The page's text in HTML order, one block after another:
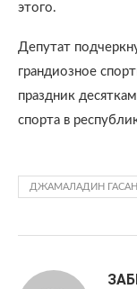
этого.
Депутат
грандиозное
праздник
спорта в
ДЖАМАЛАДИН